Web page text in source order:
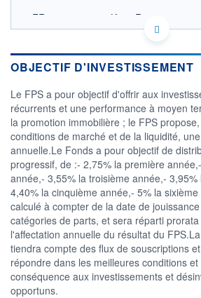
FR0013221900 - Keys Reim
OPCVM DERNIER COURS CONNU AU
CATÉGORIE MORNINGSTAR
Obligations Autres
FONDS PARTENAIRES
TARIFS PRIVILÉGIÉS 0%
ÉLIGIBILITÉ
PEA PEA-PME BOURSOVIE LUX
CTO BUSINESS
Non éligible Boursobank
ACTIF NET (EUR)
23M / 31.12.21
NOTATION MORNINGSTAR ⁽¹⁾
RISQUE DU FONDS (SRI)
0/7
OBJECTIF D'INVESTISSEMENT
Le FPS a pour objectif d'offrir aux
récurrents et une performance à moyen
la promotion immobilière ; le FPS
conditions de marché et de la liquidité,
annuelle.Le Fonds a pour objectif de
progressif, de :- 2,75% la première
année,- 3,55% la troisième année,-
4,40% la cinquième année,- 5% la
calculé à compter de la date de
catégories de parts, et sera réparti
l'affectation annuelle du résultat du
tiendra compte des flux de souscriptions
répondre dans les meilleures conditions
conséquence aux investissements et
opportuns.